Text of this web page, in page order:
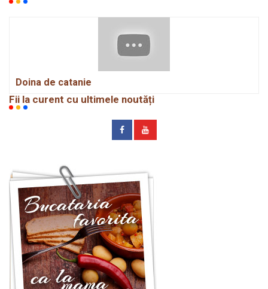
Doina de catanie
Fii la curent cu ultimele noutăți